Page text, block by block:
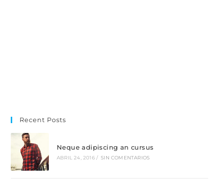
Recent Posts
Neque adipiscing an cursus
ABRIL 24, 2016 / SIN COMENTARIOS